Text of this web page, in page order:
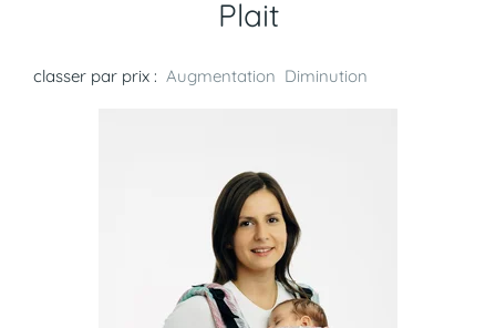
Plait
classer par prix : Augmentation Diminution